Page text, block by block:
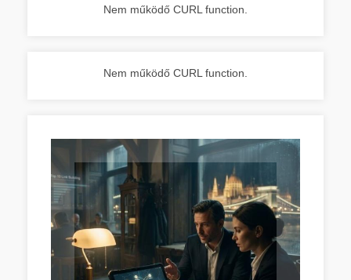
Nem működő CURL function.
Nem működő CURL function.